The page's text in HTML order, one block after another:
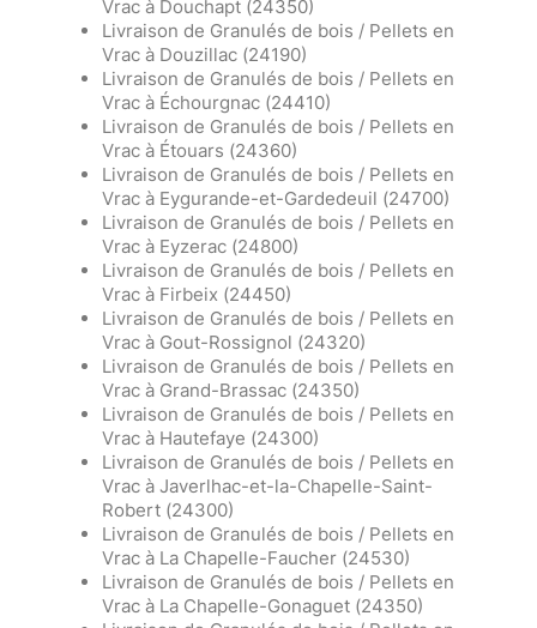
Vrac à Douchapt (24350)
Livraison de Granulés de bois / Pellets en
Vrac à Douzillac (24190)
Livraison de Granulés de bois / Pellets en
Vrac à Échourgnac (24410)
Livraison de Granulés de bois / Pellets en
Vrac à Étouars (24360)
Livraison de Granulés de bois / Pellets en
Vrac à Eygurande-et-Gardedeuil (24700)
Livraison de Granulés de bois / Pellets en
Vrac à Eyzerac (24800)
Livraison de Granulés de bois / Pellets en
Vrac à Firbeix (24450)
Livraison de Granulés de bois / Pellets en
Vrac à Gout-Rossignol (24320)
Livraison de Granulés de bois / Pellets en
Vrac à Grand-Brassac (24350)
Livraison de Granulés de bois / Pellets en
Vrac à Hautefaye (24300)
Livraison de Granulés de bois / Pellets en
Vrac à Javerlhac-et-la-Chapelle-Saint-
Robert (24300)
Livraison de Granulés de bois / Pellets en
Vrac à La Chapelle-Faucher (24530)
Livraison de Granulés de bois / Pellets en
Vrac à La Chapelle-Gonaguet (24350)